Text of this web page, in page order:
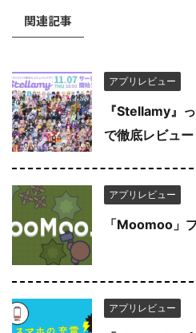
関連記事
アプリレビュー
『Stellamy』
で徹底レビュー
アプリレビュー
「Moomoo」
アプリレビュー